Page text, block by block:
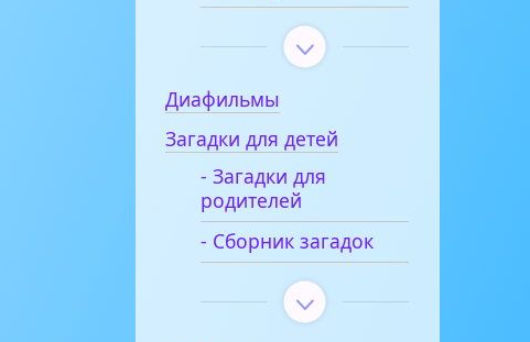
Диафильмы
Загадки для детей
- Загадки для
родителей
- Сборник загадок